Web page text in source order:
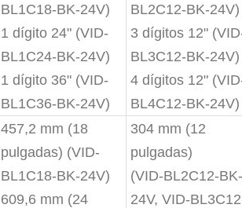
BL1C18-BK-24V)
1 dígito 24" (VID-
BL1C24-BK-24V)
1 dígito 36" (VID-
BL1C36-BK-24V)
BL2C12-BK-24V)
3 dígitos 12"
BL3C12-BK-24V)
4 dígitos 12"
BL4C12-BK-24V)
457,2 mm (18
pulgadas) (VID-
BL1C18-BK-24V)
609,6 mm (24
304 mm (12
pulgadas)
(VID-BL2C12-BK-
24V, VID-